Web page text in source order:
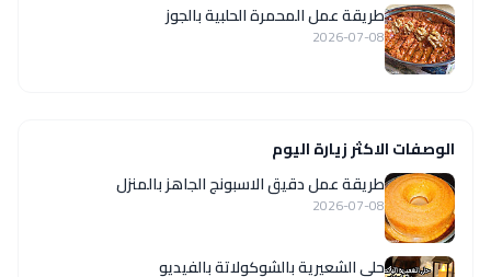
طريقة عمل المحمرة الحلبية بالجوز
2026-07-08
الوصفات الاكثر زيارة اليوم
طريقة عمل دقيق الاسبونج الجاهز بالمنزل
2026-07-08
حلى الشعيرية بالشوكولاتة بالفيديو